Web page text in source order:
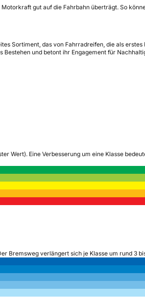
gut auf die Fahrbahn überträgt. So
Sortiment, das von Fahrradreifen, die als erstes
und betont ihr Engagement für
Wert). Eine Verbesserung um eine Klasse
Bremsweg verlängert sich je Klasse um rund 3